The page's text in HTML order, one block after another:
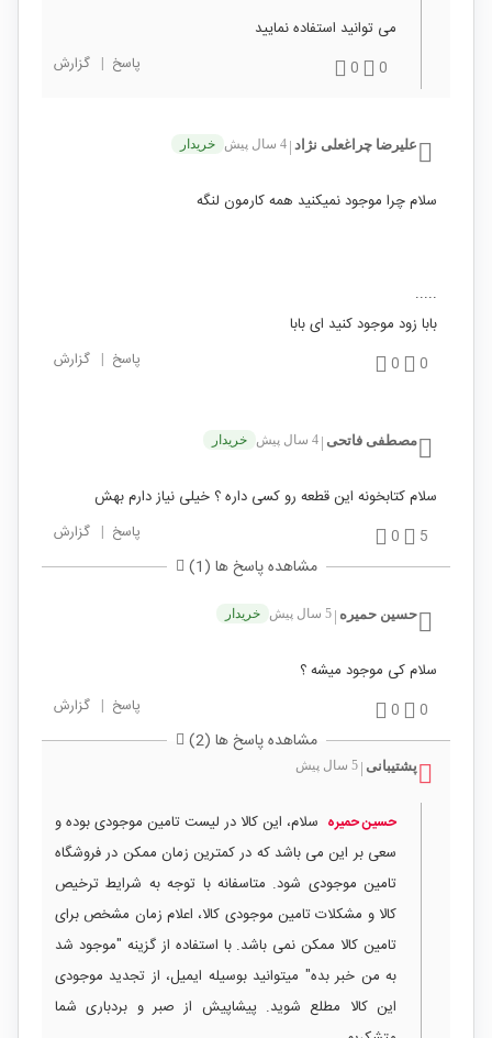
می توانید استفاده نمایید
0
0 پاسخ | گزارش
علیرضا چراغعلی نژاد 4 سال پیش خریدار
سلام چرا موجود نمیکنید همه کارمون لنگه
.....
بابا زود موجود کنید ای بابا
0
0 پاسخ | گزارش
مصطفی فاتحی 4 سال پیش خریدار
سلام کتابخونه این قطعه رو کسی داره ؟ خیلی نیاز دارم بهش
5
0 پاسخ | گزارش
مشاهده پاسخ ها (1)
حسین حمیره 5 سال پیش خریدار
سلام کی موجود میشه ؟
0
0 پاسخ | گزارش
مشاهده پاسخ ها (2)
پشتیبانی 5 سال پیش
حسین حمیره سلام، این کالا در لیست تامین موجودی بوده و
سعی بر این می باشد که در کمترین زمان ممکن در فروشگاه
تامین موجودی شود. متاسفانه با توجه به شرایط ترخیص
کالا و مشکلات تامین موجودی کالا، اعلام زمان مشخص برای
تامین کالا ممکن نمی باشد. با استفاده از گزینه "موجود شد
به من خبر بده" میتوانید بوسیله ایمیل، از تجدید موجودی
این کالا مطلع شوید. پیشاپیش از صبر و بردباری شما